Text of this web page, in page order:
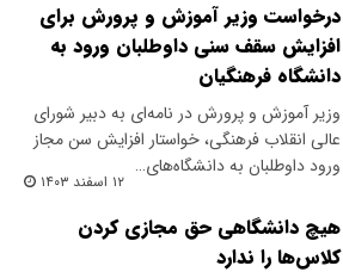
درخواست وزیر آموزش و پرورش برای
افزایش سقف سنی داوطلبان ورود به
دانشگاه فرهنگیان
وزیر آموزش و پرورش در نامه‌ای به دبیر شورای
عالی انقلاب فرهنگی، خواستار افزایش سن مجاز
ورود داوطلبان به دانشگاه‌های…
۱۲ اسفند ۱۴۰۳
هیچ دانشگاهی حق مجازی کردن
کلاس‌ها را ندارد